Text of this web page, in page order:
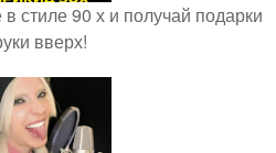
стиле 90 х и получай подарки
вверх!